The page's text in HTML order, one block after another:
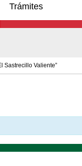
Trámites
Sastrecillo Valiente”